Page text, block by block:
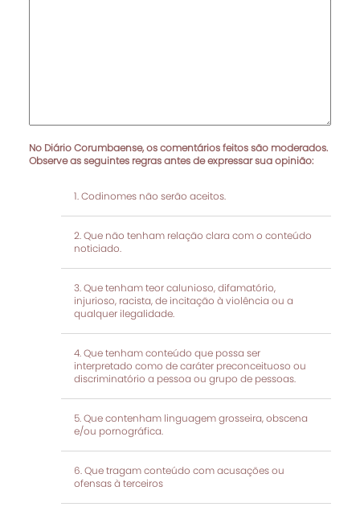
No Diário Corumbaense, os comentários feitos são moderados.
Observe as seguintes regras antes de expressar sua opinião:
Codinomes não serão aceitos.
Que não tenham relação clara com o conteúdo
noticiado.
Que tenham teor calunioso, difamatório,
injurioso, racista, de incitação à violência ou a
qualquer ilegalidade.
Que tenham conteúdo que possa ser
interpretado como de caráter preconceituoso ou
discriminatório a pessoa ou grupo de pessoas.
Que contenham linguagem grosseira, obscena
e/ou pornográfica.
Que tragam conteúdo com acusações ou
ofensas à terceiros